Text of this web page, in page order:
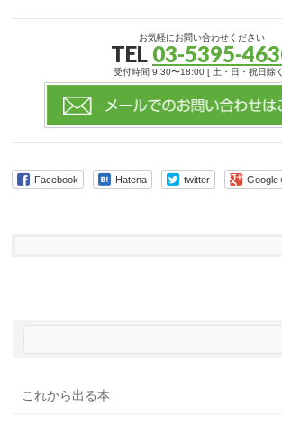
お気軽にお問い合わせください
TEL 03-5395-
受付時間 9:30〜18:00 [ 土・日・祝日除
Facebook Hatena twitter
これから出る本